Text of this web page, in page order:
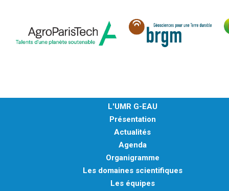
L'UMR G-EAU
Présentation
Actualités
Agenda
Organigramme
Les domaines scientifiques
Les équipes